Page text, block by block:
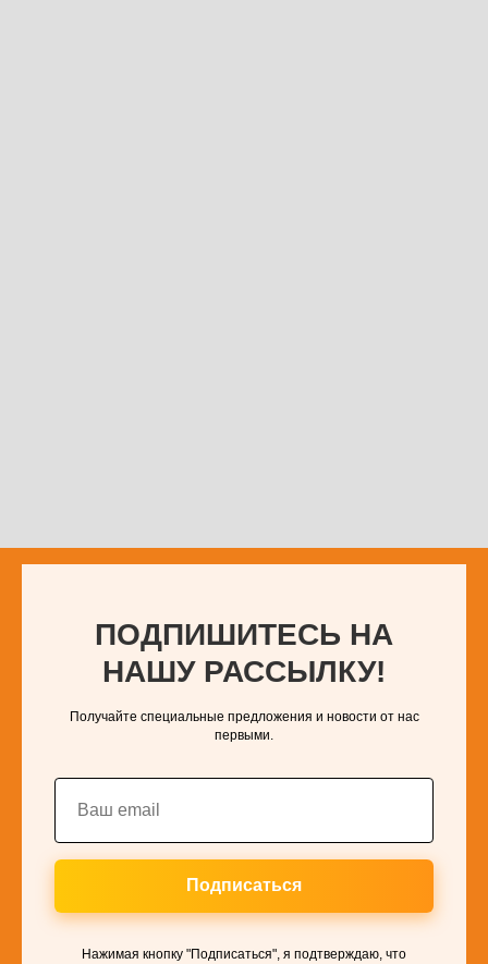
ПОДПИШИТЕСЬ НА
НАШУ РАССЫЛКУ!
Получайте специальные предложения и новости от нас
первыми.
Подписаться
Нажимая кнопку "Подписаться", я подтверждаю, что